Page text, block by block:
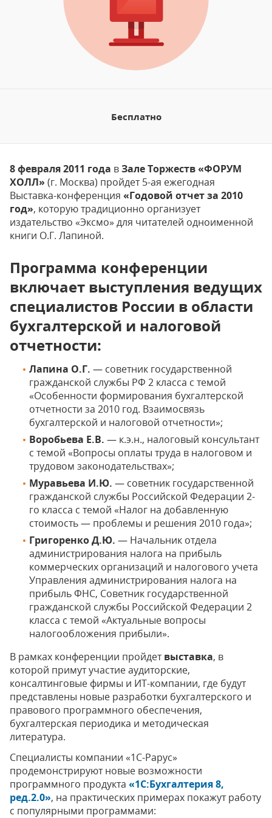
Бесплатно
8 февраля 2011 года вЗале Торжеств «ФОРУМ
ХОЛЛ» (г. Москва) пройдет 5-ая ежегодная
Выставка-конференция «Годовой отчет за 2010
год», которую традиционно организует
издательство «Эксмо» для читателей одноименной
книги О.Г. Лапиной.
Программа конференции
включает выступления ведущих
специалистов России в области
бухгалтерской и налоговой
отчетности:
Лапина О.Г. — cоветник государственной
гражданской службы РФ 2 класса с темой
«Особенности формирования бухгалтерской
отчетности за 2010 год. Взаимосвязь
бухгалтерской и налоговой отчетности»;
Воробьева Е.В. — к.э.н., налоговый консультант
с темой «Вопросы оплаты труда в налоговом и
трудовом законодательствах»;
Муравьева И.Ю. — советник государственной
гражданской службы Российской Федерации 2-
го класса с темой «Налог на добавленную
стоимость — проблемы и решения 2010 года»;
Григоренко Д.Ю. — Начальник отдела
администрирования налога на прибыль
коммерческих организаций и налогового учета
Управления администрирования налога на
прибыль ФНС, Советник государственной
гражданской службы Российской Федерации 2
класса с темой «Актуальные вопросы
налогообложения прибыли».
В рамках конференции пройдетвыставка, в
которой примут участие аудиторские,
консалтинговые фирмы и ИТ-компании, где будут
представлены новые разработки бухгалтерского и
правового программного обеспечения,
бухгалтерская периодика и методическая
литература.
Специалисты компании «1С-Рарус»
продемонстрируют новые возможности
программного продукта «1С:Бухгалтерия 8,
ред.2.0», на практических примерах покажут работу
с популярными программами: